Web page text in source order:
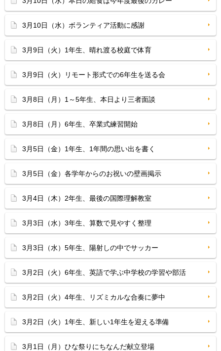
3月10日（水）ボランティア活動に感謝
3月9日（火）1年生、晴れ渡る校庭で体育
3月9日（火）リモート形式での6年生を送る会
3月8日（月）1～5年生、本日より三者面談
3月8日（月）6年生、卒業式練習開始
3月5日（金）1年生、1年間の思い出を書く
3月5日（金）各学年からのお祝いの壁画掲示
3月4日（木）2年生、最後の国際理解教室
3月3日（水）3年生、算数で見やすく整理
3月3日（水）5年生、陽射しの中でサッカー
3月2日（火）6年生、英語で学ぶ中学校の学習や部活
3月2日（火）4年生、リズミカルな合奏に夢中
3月2日（火）1年生、新しい1年生を迎える準備
3月1日（月）ひな祭りにちなんだ献立登場